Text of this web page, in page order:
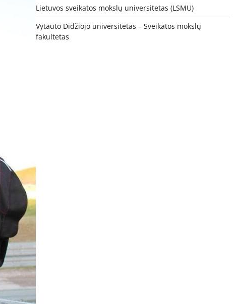
Lietuvos sveikatos mokslų universitetas (LSMU)
Vytauto Didžiojo universitetas – Sveikatos mokslų
fakultetas